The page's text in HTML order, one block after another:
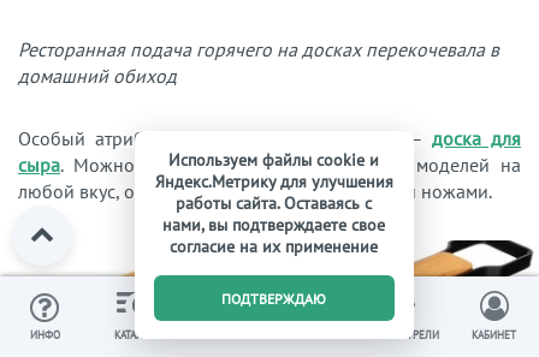
Ресторанная подача горячего на досках перекочевала в
домашний обиход
Особый атрибут для статусной сервировки – доска для
сыра. Можно найти в продаже множество моделей на
любой вкус, оснащённых также специальными ножами.
ИНФО КАТАЛОГ
0
ВЫ СМОТРЕЛИ КАБИНЕТ
Используем файлы cookie и
Яндекс.Метрику для улучшения
работы сайта. Оставаясь с
нами, вы подтверждаете свое
согласие на их применение
ПОДТВЕРЖДАЮ